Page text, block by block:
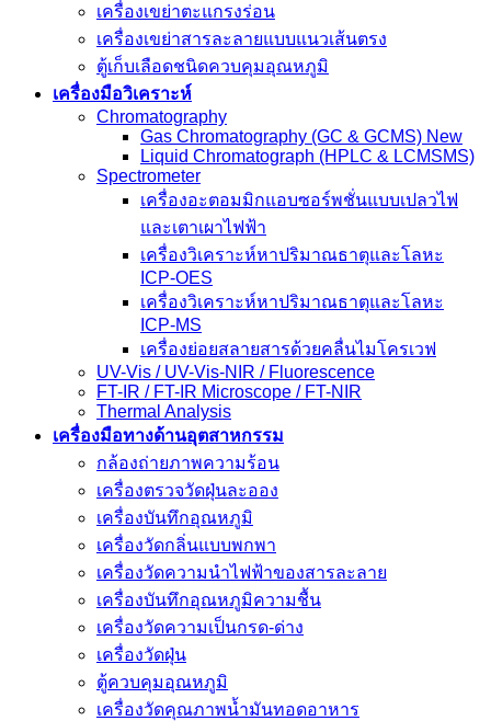
เครื่องเขย่าตะแกรงร่อน
เครื่องเขย่าสารละลายแบบแนวเส้นตรง
ตู้เก็บเลือดชนิดควบคุมอุณหภูมิ
เครื่องมือวิเคราะห์
Chromatography
Gas Chromatography (GC & GCMS) New
Liquid Chromatograph (HPLC & LCMSMS)
Spectrometer
เครื่องอะตอมมิกแอบซอร์พชั่นแบบเปลวไฟ
และเตาเผาไฟฟ้า
เครื่องวิเคราะห์หาปริมาณธาตุและโลหะ
ICP-OES
เครื่องวิเคราะห์หาปริมาณธาตุและโลหะ
ICP-MS
เครื่องย่อยสลายสารด้วยคลื่นไมโครเวฟ
UV-Vis / UV-Vis-NIR / Fluorescence
FT-IR / FT-IR Microscope / FT-NIR
Thermal Analysis
เครื่องมือทางด้านอุตสาหกรรม
กล้องถ่ายภาพความร้อน
เครื่องตรวจวัดฝุ่นละออง
เครื่องบันทึกอุณหภูมิ
เครื่องวัดกลิ่นแบบพกพา
เครื่องวัดความนําไฟฟ้าของสารละลาย
เครื่องบันทึกอุณหภูมิความชื้น
เครื่องวัดความเป็นกรด-ด่าง
เครื่องวัดฝุ่น
ตู้ควบคุมอุณหภูมิ
เครื่องวัดคุณภาพน้ำมันทอดอาหาร